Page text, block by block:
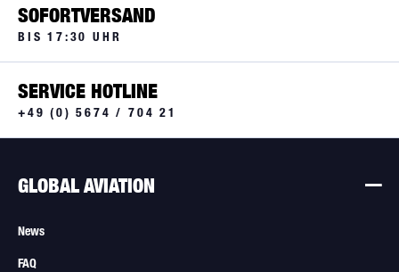
SOFORTVERSAND
BIS 17:30 UHR
SERVICE HOTLINE
+49 (0) 5674 / 704 21
GLOBAL AVIATION
News
FAQ